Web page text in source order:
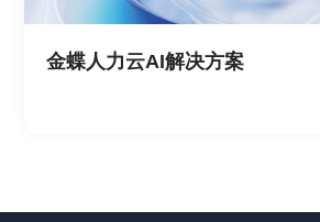
金蝶人力云AI解决方案